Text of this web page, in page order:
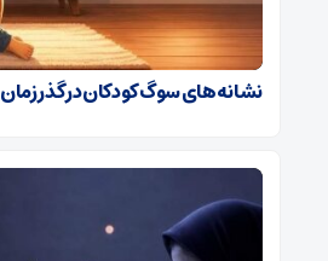
نشانه‌های سوگ کودکان در گذر زمان